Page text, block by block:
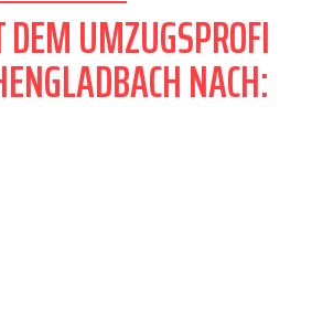
UMZUGSPROFI
NACH: